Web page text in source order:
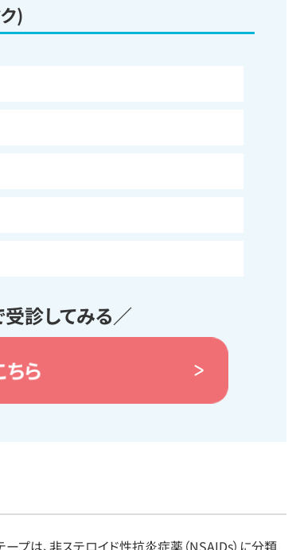
)
診してみる／
ら
ープは、非ステロイド性抗炎症薬（NSAIDs）に分類